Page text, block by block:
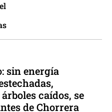
sin energía
caídos, se
de Chorrera